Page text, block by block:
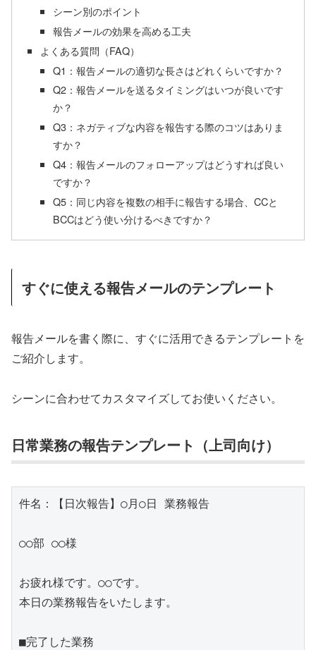
シーン別のポイント
報告メールの効果を高める工夫
よくある質問（FAQ）
Q1：報告メールの適切な長さはどれくらいですか？
Q2：報告メールを送るタイミングはいつが良いです
か？
Q3：ネガティブな内容を報告する際のコツはありま
すか？
Q4：報告メールのフォローアップはどうすれば良い
ですか？
Q5：同じ内容を複数の相手に報告する場合、CCと
BCCはどう使い分けるべきですか？
すぐに使える報告メールのテンプレート
報告メールを書く際に、すぐに活用できるテンプレートを
ご紹介します。
シーンに合わせてカスタマイズしてお使いください。
日常業務の報告テンプレート（上司向け）
件名：【日次報告】○月○日 業務報告
○○部 ○○様
お疲れ様です。○○です。
本日の業務報告をいたします。
■完了した業務